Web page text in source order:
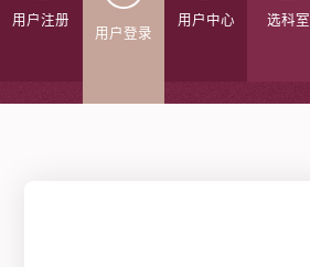
用户注册
用户登录
用户中心 选科室